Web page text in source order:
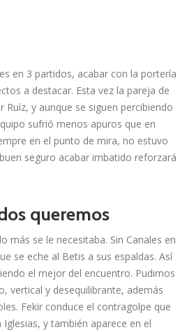
en 3 partidos, acabar con la portería
a destacar. Esta vez la pareja de
Ruíz, y aunque se siguen percibiendo
sufrió menos apuros que en
en el punto de mira, no estuvo
seguro acabar imbatido reforzará
queremos
más se le necesitaba. Sin Canales en
se eche al Betis a sus espaldas. Así
el mejor del encuentro. Pudimos
vertical y desequilibrante, además
Fekir conduce el contragolpe que
y también aparece en el